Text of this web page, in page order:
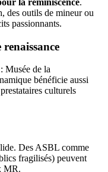
la réminiscence.
des outils de mineur ou
passionnants.
: Musée de la
bénéficie aussi
culturels
Des ASBL comme
fragilisés) peuvent
MR.